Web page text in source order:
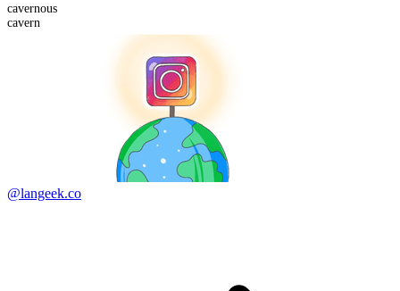
cavernous
cavern
@langeek.co